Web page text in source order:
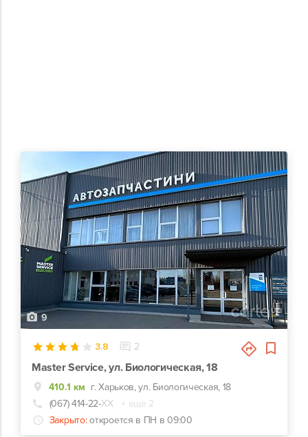
9
3.8 2
Master Service, ул. Биологическая, 18
410.1 км г. Харьков, ул. Биологическая, 18
(067) 414-22-ХХ
+ еще 2
Закрыто: откроется в ПН в 09:00